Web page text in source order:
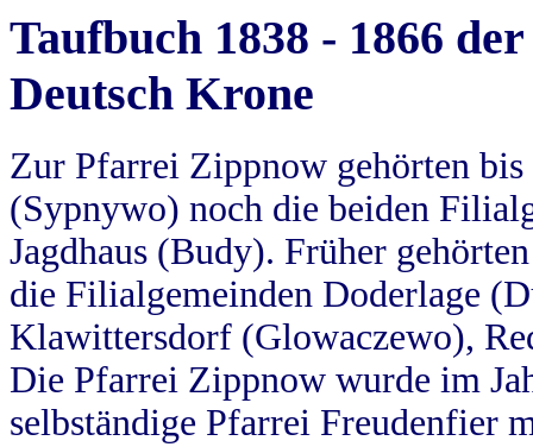
Taufbuch 1838 - 1866
Deutsch Krone
Zur Pfarrei Zippnow gehörten
(Sypnywo) noch die beiden
Jagdhaus (Budy). Früher
die Filialgemeinden Doderlage
Klawittersdorf (Glowaczewo),
Die Pfarrei Zippnow wurde im
selbständige Pfarrei Freudenfier